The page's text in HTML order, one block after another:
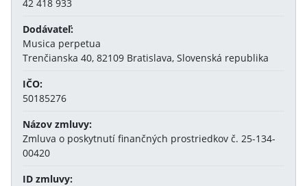
42 418 933
Dodávateľ:
Musica perpetua
Trenčianska 40, 82109 Bratislava, Slovenská republika
IČO:
50185276
Názov zmluvy:
Zmluva o poskytnutí finančných prostriedkov č. 25-134-
00420
ID zmluvy: